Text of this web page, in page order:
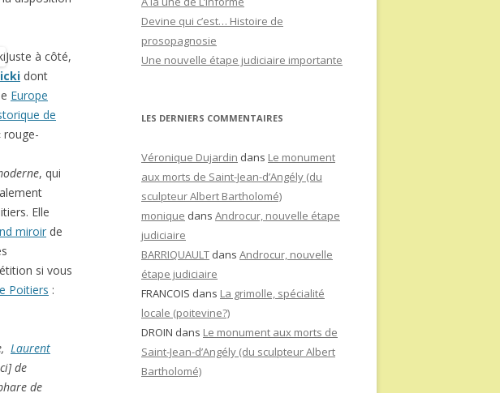
Juste à côté,
dont
Europe
de
rouge-
, qui
Elle
miroir de
si vous
Poitiers :
Laurent
de
de
Devine qui c’est… Histoire de
prosopagnosie
Une nouvelle étape judiciaire importante
LES DERNIERS COMMENTAIRES
Véronique Dujardin dans Le monument
aux morts de Saint-Jean-d’Angély (du
sculpteur Albert Bartholomé)
monique dans Androcur, nouvelle étape
judiciaire
BARRIQUAULT dans Androcur, nouvelle
étape judiciaire
FRANCOIS dans La grimolle, spécialité
locale (poitevine?)
DROIN dans Le monument aux morts de
Saint-Jean-d’Angély (du sculpteur Albert
Bartholomé)